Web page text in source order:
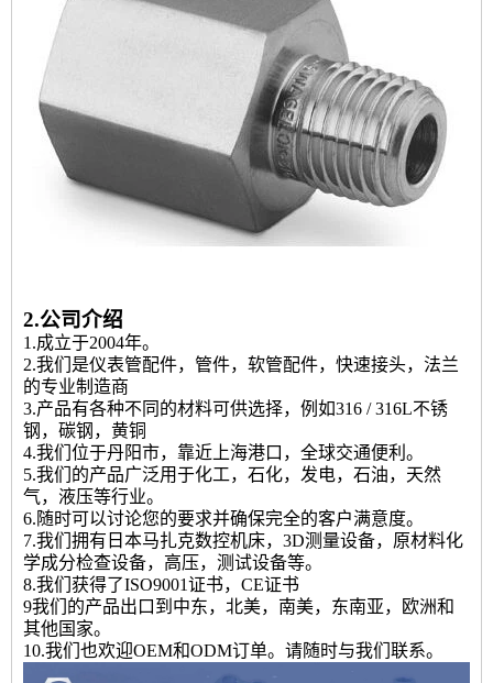
2.公司介绍
1.成立于2004年。
2.我们是仪表管配件，管件，软管配件，快速接头，法兰
的专业制造商
3.产品有各种不同的材料可供选择，例如316 / 316L不锈
钢，碳钢，黄铜
4.我们位于丹阳市，靠近上海港口，全球交通便利。
5.我们的产品广泛用于化工，石化，发电，石油，天然
气，液压等行业。
6.随时可以讨论您的要求并确保完全的客户满意度。
7.我们拥有日本马扎克数控机床，3D测量设备，原材料化
学成分检查设备，高压，测试设备等。
8.我们获得了ISO9001证书，CE证书
9我们的产品出口到中东，北美，南美，东南亚，欧洲和
其他国家。
10.我们也欢迎OEM和ODM订单。请随时与我们联系。